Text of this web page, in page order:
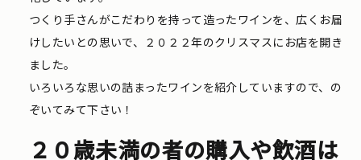
つくり手さんがこだわりを持って造ったワインを、広くお届
けしたいとの思いで、２０２２年のクリスマスにお店を開き
ました。
いろいろな思いの詰まったワインを紹介していますので、の
ぞいてみて下さい！
２０歳未満の者の購入や飲酒は